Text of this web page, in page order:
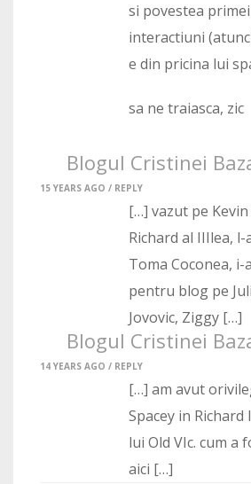
si povestea
interactiuni
e din pricina lui
sa ne traiasca, zic
Blogul Cristinei
15 YEARS AGO / REPLY
[…] vazut pe Kevin
Richard al IIIlea,
Toma Coconea,
pentru blog pe
Jovovic, Ziggy […]
Blogul Cristinei
14 YEARS AGO / REPLY
[…] am avut
Spacey in
lui Old VIc. cum a
aici […]